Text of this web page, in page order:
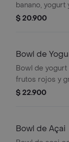
banano, yogurt
$ 20.900
Bowl de
Bowl de yogurt
frutos rojos y
$ 22.900
Bowl de Açai